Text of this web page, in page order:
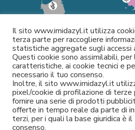
Il sito www.imidazyl.it utilizza
terza parte per raccogliere
statistiche aggregate sugli accessi
Questi cookie sono assimilabili,
caratteristiche, ai cookie tecnici e
necessario il tuo consenso.
Inoltre, il sito www.imidazyl.it
pixel/cookie di profilazione di terze
fornire una serie di prodotti
offerte in tempo reale da parte di
terzi, per i quali la base giuridica è
consenso.